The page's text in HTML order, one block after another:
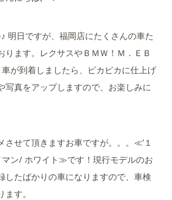
会社概要
明日ですが、福岡店にたくさんの車た
ります。レクサスやＢＭＷ！Ｍ．ＥＢ
が到着しましたら、ピカピカに仕上げ
写真をアップしますので、お楽しみに
させて頂きますお車ですが。。。≪’１
マン/ ホワイト≫です！現行モデルのお
したばかりの車になりますので、車検
す。